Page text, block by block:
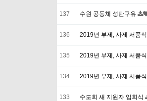
137 수원 공동체 성탄구유
136 2019년 부제, 사제 서품식
135 2019년 부제, 사제 서품식
134 2019년 부제, 사제 서품식
133 수도회 새 지원자 입회식